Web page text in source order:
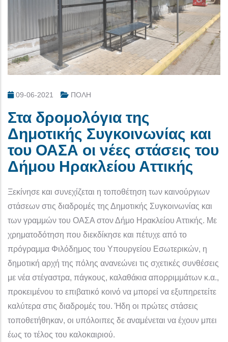
09-06-2021 ΠΟΛΗ
Στα δρομολόγια της
Δημοτικής Συγκοινωνίας και
του ΟΑΣΑ οι νέες στάσεις του
Δήμου Ηρακλείου Αττικής
Ξεκίνησε και συνεχίζεται η τοποθέτηση των καινούργιων
στάσεων στις διαδρομές της Δημοτικής Συγκοινωνίας και
των γραμμών του ΟΑΣΑ στον Δήμο Ηρακλείου Αττικής. Με
χρηματοδότηση που διεκδίκησε και πέτυχε από το
πρόγραμμα Φιλόδημος του Υπουργείου Εσωτερικών, η
δημοτική αρχή της πόλης ανανεώνει τις σχετικές συνθέσεις
με νέα στέγαστρα, πάγκους, καλαθάκια απορριμμάτων κ.α.,
προκειμένου το επιβατικό κοινό να μπορεί να εξυπηρετείτε
καλύτερα στις διαδρομές του. Ήδη οι πρώτες στάσεις
τοποθετήθηκαν, οι υπόλοιπες δε αναμένεται να έχουν μπει
έως το τέλος του καλοκαιριού.